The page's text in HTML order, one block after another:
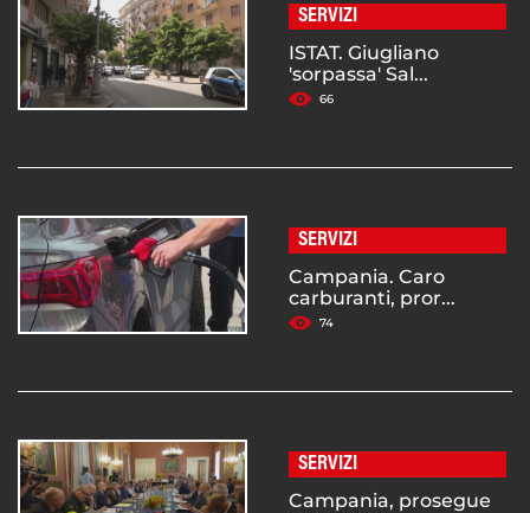
SERVIZI
ISTAT. Giugliano
'sorpassa' Sal...
66
SERVIZI
Campania. Caro
carburanti, pror...
74
SERVIZI
Campania, prosegue